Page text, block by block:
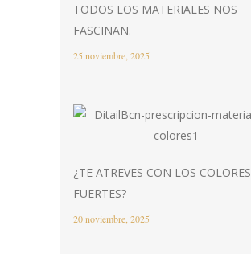
TODOS LOS MATERIALES NOS
FASCINAN.
25 noviembre, 2025
¿TE ATREVES CON LOS COLORES
FUERTES?
20 noviembre, 2025